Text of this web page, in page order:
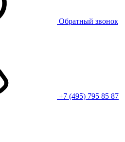
Обратный звонок
+7 (495) 795 85 87